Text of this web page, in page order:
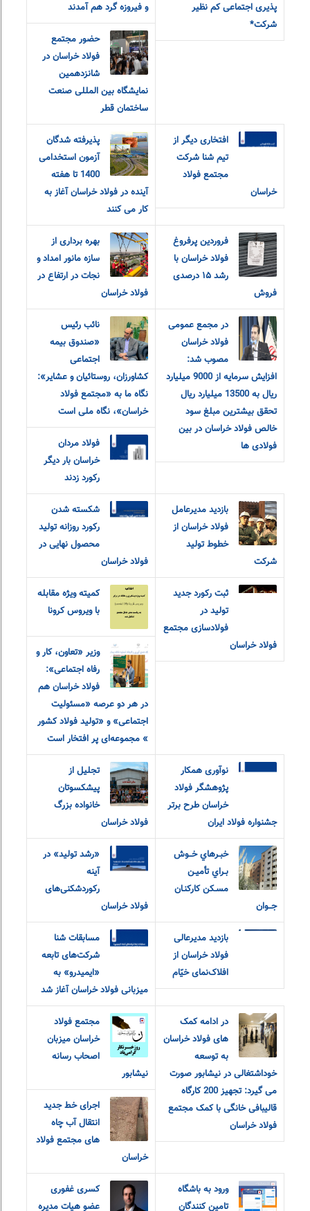
پذیری اجتماعی کم نظیر
شرکت*
و فیروزه گرد هم آمدند
حضور مجتمع
فولاد خراسان در
شانزدهمین
نمایشگاه بین المللی صنعت
ساختمان قطر
افتخاری دیگر از
تیم شنا شرکت
مجتمع فولاد
خراسان
پذیرفته شدگان
آزمون استخدامی
1400 تا هفته
آینده در فولاد خراسان آغاز به
کار می کنند
فروردین پرفروغ
فولاد خراسان با
رشد ۱۵ درصدی
فروش
بهره برداری از
سازه مانور امداد و
نجات در ارتفاع در
فولاد خراسان
در مجمع عمومی
فولاد خراسان
مصوب شد:
افزایش سرمایه از 9000 میلیارد
ریال به 13500 میلیارد ریال
تحقق بیشترین مبلغ سود
خالص فولاد خراسان در بین
فولادی ها
نائب رئیس
«صندوق بیمه
اجتماعی
کشاورزان، روستائیان و عشایر»:
نگاه ما به «مجتمع فولاد
خراسان»، نگاه ملی است
فولاد مردان
خراسان بار دیگر
رکورد زدند
بازدید مدیرعامل
فولاد خراسان از
خطوط تولید
شرکت
شکسته شدن
رکورد روزانه تولید
محصول نهایی در
فولاد خراسان
ثبت رکورد جدید
تولید در
فولادسازی مجتمع
فولاد خراسان
کمیته ویژه مقابله
با ویروس کرونا
وزیر «تعاون، کار و
رفاه اجتماعی»:
فولاد خراسان هم
در هر دو‌ عرصه «مسئولیت
اجتماعی» و «تولید فولاد کشور
» مجموعه‌ای پر افتخار است
نوآوری همکار
پژوهشگر فولاد
خراسان طرح برتر
جشنواره فولاد ایران
تجلیل از
پیشکسوتان
خانواده بزرگ
فولاد خراسان
خبـرهاي خــوش
بـراي تأميـن
مسـکن کارکنـان
جــوان
«رشد تولید» در
آینه
رکوردشکنی‌های
فولاد خراسان
بازدید مدیرعالی
فولاد خراسان از
افلاک‌نمای خیّام
مسابقات شنا
شرکت‌های تابعه
«ایمیدرو» به
میزبانی فولاد خراسان آغاز شد
در ادامه کمک
های فولاد خراسان
به توسعه
خوداشتغالی در نیشابور صورت
می گیرد: تجهیز 200 کارگاه
قالیبافی خانگی با کمک مجتمع
فولاد خراسان
مجتمع فولاد
خراسان میزبان
اصحاب رسانه
نیشابور
اجرای خط جدید
انتقال آب چاه
های مجتمع فولاد
خراسان
ورود به باشگاه
تامین کنندگان
کسری غفوری
عضو هیات مدیره